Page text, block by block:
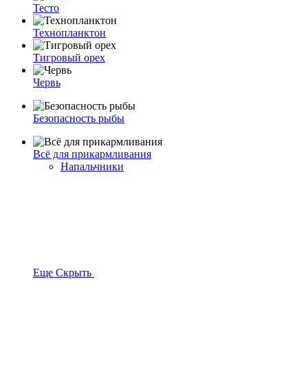
Тесто
Технопланктон
Тигровый орех
Червь
Безопасность рыбы
Всё для прикармливания
Напальчники
Еще Скрыть